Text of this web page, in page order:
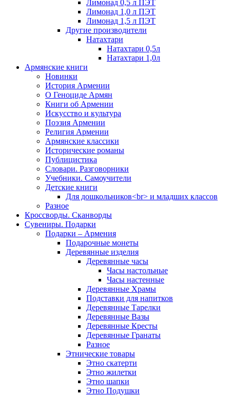
Лимонад 0,5 л ПЭТ
Лимонад 1,0 л ПЭТ
Лимонад 1,5 л ПЭТ
Другие производители
Натахтари
Натахтари 0,5л
Натахтари 1,0л
Армянские книги
Новинки
История Армении
О Геноциде Армян
Книги об Армении
Иcкусство и культура
Поэзия Армении
Религия Армении
Армянские классики
Исторические романы
Публицистика
Словари. Разговорники
Учебники. Самоучители
Детские книги
Для дошкольников<br> и младших классов
Разное
Кроссворды. Сканворды
Сувениры. Подарки
Подарки – Армения
Подарочные монеты
Деревянные изделия
Деревянные часы
Часы настольные
Часы настенные
Деревянные Храмы
Подставки для напитков
Деревянные Тарелки
Деревянные Вазы
Деревянные Кресты
Деревянные Гранаты
Разное
Этнические товары
Этно скатерти
Этно жилетки
Этно шапки
Этно Подушки